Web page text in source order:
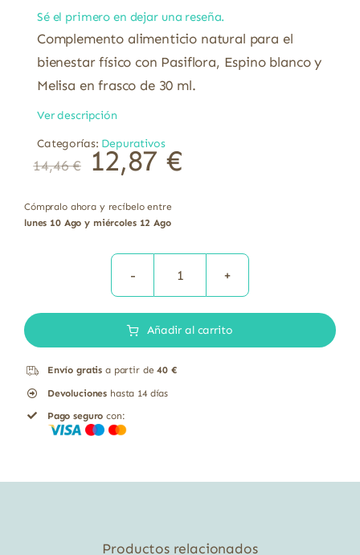
Sé el primero en dejar una reseña.
Complemento alimenticio natural para el
bienestar físico con Pasiflora, Espino blanco y
Melisa en frasco de 30 ml.
Ver descripción
Categorías: Depurativos
14,46€ 12,87 €
Cómpralo ahora y recíbelo entre
lunes 10 Ago y miércoles 12 Ago
Drenature
Pasiflora,
Añadir al carrito
Envío gratis a partir de40 €
Devoluciones hasta 14 días
Pago seguro con:
Productos relacionados